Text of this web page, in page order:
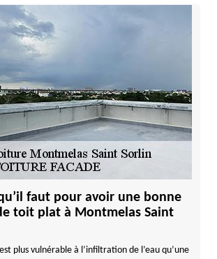
faut pour avoir une bonne
toit plat à Montmelas Saint
plus vulnérable à l’infiltration de l’eau qu’une